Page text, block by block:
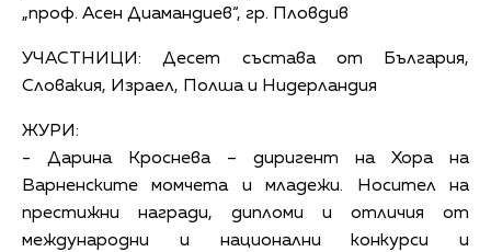
„проф. Асен Диамандиев“, гр. Пловдив
УЧАСТНИЦИ: Десет състава от България,
Словакия, Израел, Полша и Нидерландия
ЖУРИ:
- Дарина Кроснева – диригент на Хора на
Варненските момчета и младежи. Носител на
престижни награди, дипломи и отличия от
международни и национални конкурси и